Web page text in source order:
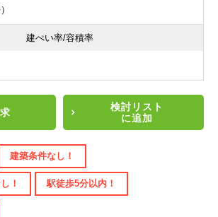
建ぺい率/容積率
検討リスト
に追加
建築条件なし！
！ 駅徒歩5分以内！